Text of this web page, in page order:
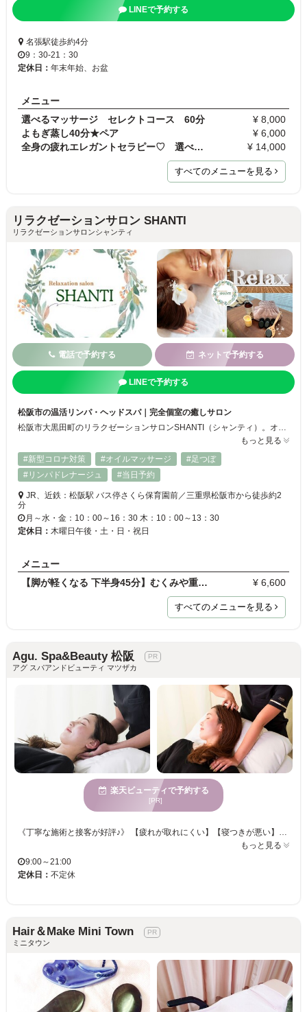
LINEで予約する
名張駅徒歩約4分
9：30-21：30
定休日： 年末年始、お盆
メニュー
選べるマッサージ セレクトコース 60分
¥ 8,000
よもぎ蒸し40分★ペア
¥ 6,000
全身の疲れエレガントセラピー♡ 選べるセレクト＋ヘ…
¥ 14,000
すべてのメニューを見る
リラクゼーションサロン SHANTI
リラクゼーションサロンシャンティ
電話で予約する ネットで予約する
LINEで予約する
松阪市の温活リンパ・ヘッドスパ｜完全個室の癒しサロン
松阪市大黒田町のリラクゼーションサロンSHANTI（シャンティ）。オイルリンパマッサージやドライヘッドスパ、ホットストーンなど多彩なメニューで、肩こり・腰痛・眼精疲労・ストレスを改善へ導きます。完全予約制のプライベート空間で、心身ともに深くリラックスできる至福の時間をお過ごしください♪
もっと見る
#新型コロナ対策
#オイルマッサージ
#足つぼ
#リンパドレナージュ
#当日予約
JR、近鉄：松阪駅 バス停さくら保育園前／三重県松阪市から徒歩約2
分
月～水・金：10：00～16：30 木：10：00～13：30
定休日： 木曜日午後・土・日・祝日
メニュー
【脚が軽くなる 下半身45分】むくみや重だるさにアプ…
¥ 6,600
すべてのメニューを見る
Agu. Spa&Beauty 松阪
アグ スパアンドビューティ マツザカ
楽天ビューティで予約する
[PR]
《丁寧な施術と接客が好評♪》 【疲れが取れにくい】【寝つきが悪い】【乾燥やにおいが気になる】お悩みには頭皮ケア♪♪ 心地の良い絶妙な力加減のハンドテクニックで贅沢なサロンタイムをお過ごしください・・・。 まずは試してみたいという方や手軽に受けたい方へ45分コースもご用意しています！！ 自慢のヘッドスパで"頭皮も心"もリフレッシュしませんか？？
もっと見る
9:00～21:00
定休日： 不定休
Hair＆Make Mini Town
ミニタウン